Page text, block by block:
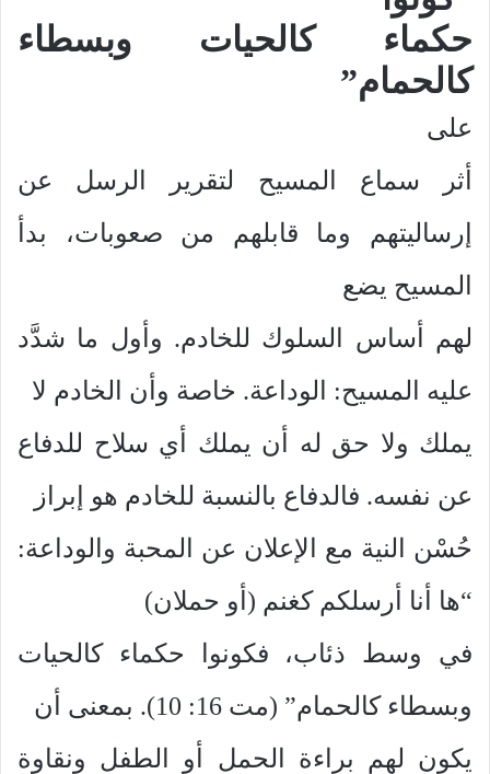
حكماء كالحيات وبسطاء
كالحمام”
على
أثر سماع المسيح لتقرير الرسل عن
إرساليتهم وما قابلهم من صعوبات، بدأ
المسيح يضع
لهم أساس السلوك للخادم. وأول ما شدَّد
عليه المسيح: الوداعة. خاصة وأن الخادم لا
يملك ولا حق له أن يملك أي سلاح للدفاع
عن نفسه. فالدفاع بالنسبة للخادم هو إبراز
حُسْن النية مع الإعلان عن المحبة والوداعة:
“ها أنا أرسلكم كغنم (أو حملان)
في وسط ذئاب، فكونوا حكماء كالحيات
وبسطاء كالحمام” (مت 16: 10). بمعنى أن
يكون لهم براءة الحمل أو الطفل ونقاوة